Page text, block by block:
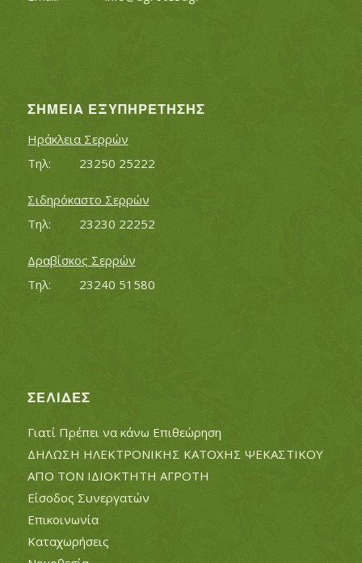
ΣΗΜΕΊΑ ΕΞΥΠΗΡΈΤΗΣΗΣ
Ηράκλεια Σερρών
Τηλ:		23250 25222
Σιδηρόκαστο Σερρών
Τηλ:		23230 22252
Δραβίσκος Σερρών
Τηλ:		23240 51580
ΣΕΛΊΔΕΣ
Γιατί Πρέπει να κάνω Επιθεώρηση
ΔΗΛΩΣΗ ΗΛΕΚΤΡΟΝΙΚΗΣ ΚΑΤΟΧΗΣ ΨΕΚΑΣΤΙΚΟΥ
ΑΠΟ ΤΟΝ ΙΔΙΟΚΤΗΤΗ ΑΓΡΟΤΗ
Είσοδος Συνεργατών
Επικοινωνία
Καταχωρήσεις